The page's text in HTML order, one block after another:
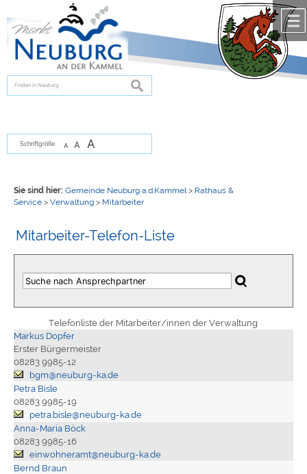
zur Navigationoder
springen.
suchen
Schriftgröße A A A
Sie sind hier: Gemeinde Neuburg a.d.Kammel > Rathaus &
Service> Verwaltung> Mitarbeiter
Mitarbeiter-Telefon-Liste
Telefonliste der Mitarbeiter/innen der Verwaltung
Markus Dopfer
Erster Bürgermeister
08283 9985-12
bgm@neuburg-ka.de
Petra Bisle
08283 9985-19
petra.bisle@neuburg-ka.de
Anna-Maria Böck
08283 9985-16
einwohneramt@neuburg-ka.de
Bernd Braun